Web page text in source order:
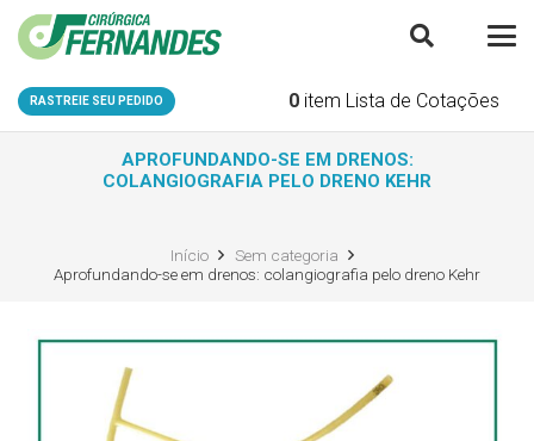
RASTREIE SEU PEDIDO 0 item Lista de Cotações
APROFUNDANDO-SE EM DRENOS:
COLANGIOGRAFIA PELO DRENO KEHR
Início
Sem categoria
Aprofundando-se em drenos: colangiografia pelo dreno Kehr